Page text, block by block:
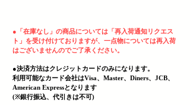
● 「在庫なし」の商品については「再入荷通知リクエス
ト」を受け付けておりますが、一点物については再入荷
はございませんのでご了承ください。
●決済方法はクレジットカードのみになります。
利用可能なカード会社はVisa、Master、Diners、JCB、
American Expressとなります
(​※銀行振込、代引きは不可)